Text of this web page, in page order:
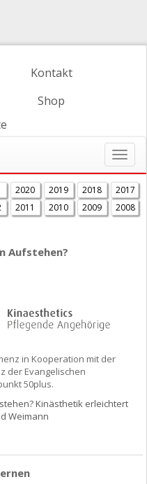
Kontakt
Shop
ein-/
2020 2019 2018
2017
2011 2010 2009
2008
Aufstehen?
in Kooperation mit der
der Evangelischen
50plus.
Kinästhetik erleichtert
Weimann